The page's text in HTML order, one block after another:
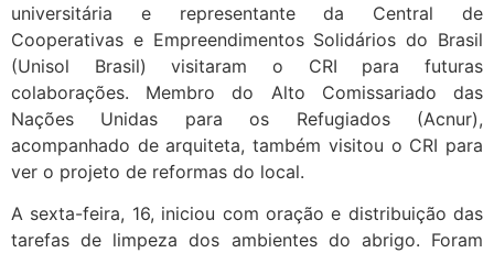
universitária e representante da Central de
Cooperativas e Empreendimentos Solidários do Brasil
(Unisol Brasil) visitaram o CRI para futuras
colaborações. Membro do Alto Comissariado das
Nações Unidas para os Refugiados (Acnur),
acompanhado de arquiteta, também visitou o CRI para
ver o projeto de reformas do local.
A sexta-feira, 16, iniciou com oração e distribuição das
tarefas de limpeza dos ambientes do abrigo. Foram